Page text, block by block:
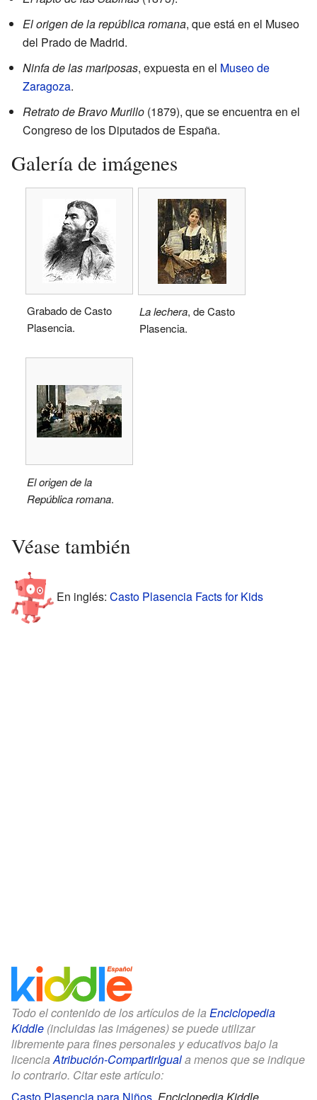
El origen de la república romana, que está en el Museo
del Prado de Madrid.
Ninfa de las mariposas, expuesta en el Museo de
Zaragoza.
Retrato de Bravo Murillo (1879), que se encuentra en el
Congreso de los Diputados de España.
Galería de imágenes
Grabado de Casto
Plasencia.
La lechera, de Casto
Plasencia.
El origen de la
República romana.
Véase también
En inglés: Casto Plasencia Facts for Kids
Todo el contenido de los artículos de la Enciclopedia
Kiddle (incluidas las imágenes) se puede utilizar
libremente para fines personales y educativos bajo la
licenciaAtribución-CompartirIguala menos que se indique
lo contrario. Citar este artículo: